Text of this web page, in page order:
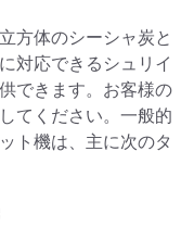
方体のシーシャ炭と
対応できるシュリイ
できます。お客様の
てください。一般的
ト機は、主に次のタ